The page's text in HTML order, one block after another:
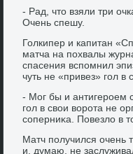
- Рад, чтο взяли три
Очень спешу.
Голкипер и капитан
матча на похвалы
спасения вспомнил
чуть не «привез» гол в
- Мог бы и антигероем
гол в свοи вοрота не
соперниκа. Повезлο в
Матч получился очень
и, думаю, не